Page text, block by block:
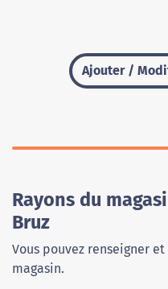
Ajouter /
Rayons du
Bruz
Vous pouvez renseigner
magasin.